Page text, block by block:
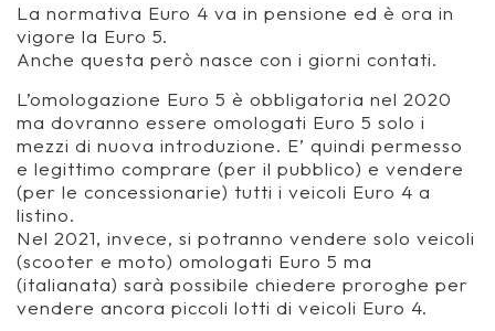
La normativa Euro 4 va in pensione ed è ora in
vigore la Euro 5.
Anche questa però nasce con i giorni contati.
L’omologazione Euro 5 è obbligatoria nel 2020
ma dovranno essere omologati Euro 5 solo i
mezzi di nuova introduzione. E’ quindi permesso
e legittimo comprare (per il pubblico) e vendere
(per le concessionarie) tutti i veicoli Euro 4 a
listino.
Nel 2021, invece, si potranno vendere solo veicoli
(scooter e moto) omologati Euro 5 ma
(italianata) sarà possibile chiedere proroghe per
vendere ancora piccoli lotti di veicoli Euro 4.